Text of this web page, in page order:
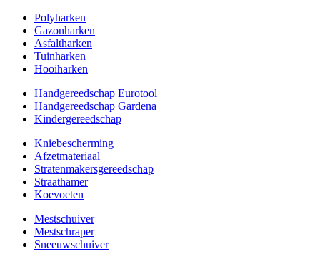
Polyharken
Gazonharken
Asfaltharken
Tuinharken
Hooiharken
Handgereedschap Eurotool
Handgereedschap Gardena
Kindergereedschap
Kniebescherming
Afzetmateriaal
Stratenmakersgereedschap
Straathamer
Koevoeten
Mestschuiver
Mestschraper
Sneeuwschuiver